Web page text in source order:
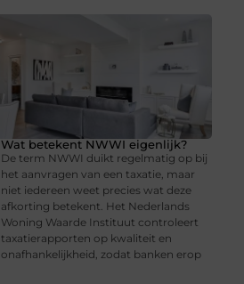
Wat betekent NWWI eigenlijk?
De term NWWI duikt regelmatig op bij
het aanvragen van een taxatie, maar
niet iedereen weet precies wat deze
afkorting betekent. Het Nederlands
Woning Waarde Instituut controleert
taxatierapporten op kwaliteit en
onafhankelijkheid, zodat banken erop